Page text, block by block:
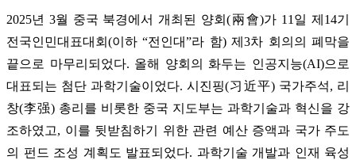
2025년 3월 중국 북경에서 개최된 양회(兩會)가 11일 제14기
전국인민대표대회(이하 “전인대”라 함) 제3차 회의의 폐막을
끝으로 마무리되었다. 올해 양회의 화두는 인공지능(AI)으로
대표되는 첨단 과학기술이었다. 시진핑(习近平) 국가주석, 리
창(李强) 총리를 비롯한 중국 지도부는 과학기술과 혁신을 강
조하였고, 이를 뒷받침하기 위한 관련 예산 증액과 국가 주도
의 펀드 조성 계획도 발표되었다. 과학기술 개발과 인재 육성